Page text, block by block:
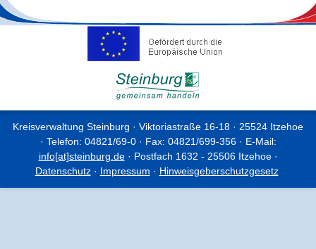
Kreisverwaltung Steinburg · Viktoriastraße 16-18 · 25524 Itzehoe
· Telefon: 04821/69-0 · Fax: 04821/699-356 · E-Mail:
info[at]steinburg.de· Postfach 1632 - 25506 Itzehoe ·
Datenschutz· Impressum · Hinweisgeberschutzgesetz